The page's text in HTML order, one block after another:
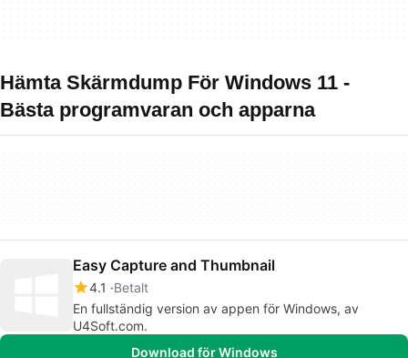
Hämta Skärmdump För Windows 11 -
Bästa programvaran och apparna
Easy Capture and Thumbnail
4.1
Betalt
En fullständig version av appen för Windows, av
U4Soft.com.
Download för Windows